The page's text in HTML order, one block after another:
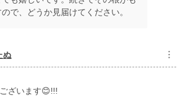
で、どうか見届けてください。
ぬ ︙
ざいます😊!!!